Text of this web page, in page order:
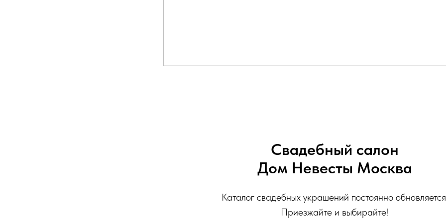
Свадебный салон
Дом Невесты Москва
Каталог свадебных украшений постоянно
Приезжайте и выбирайте!